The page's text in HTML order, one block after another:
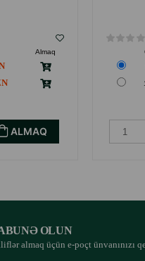
Almaq
ALMAQ
OLUN
almaq üçün e-poçt ünvanınızı